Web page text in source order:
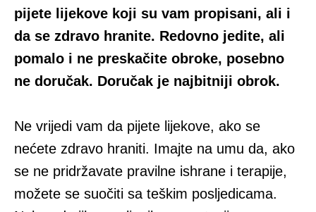
pijete lijekove koji su vam propisani, ali i
da se zdravo hranite. Redovno jedite, ali
pomalo i ne preskačite obroke, posebno
ne doručak. Doručak je najbitniji obrok.
Ne vrijedi vam da pijete lijekove, ako se
nećete zdravo hraniti. Imajte na umu da, ako
se ne pridržavate pravilne ishrane i terapije,
možete se suočiti sa teškim posljedicama.